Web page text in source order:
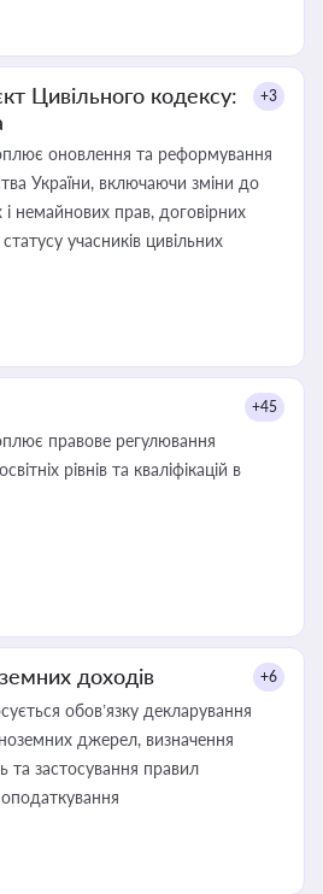
Цивільного кодексу:
+3
оновлення та реформування
України, включаючи зміни до
немайнових прав, договірних
учасників цивільних
+45
правове регулювання
рівнів та кваліфікацій в
доходів +6
обов’язку декларування
джерел, визначення
та застосування правил